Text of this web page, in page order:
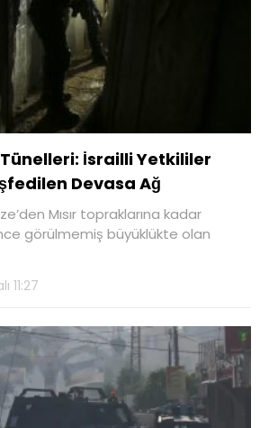
Tünelleri: İsrailli Yetkililer
Devasa Ağ
Mısır topraklarına kadar
görülmemiş büyüklükte olan
11:27